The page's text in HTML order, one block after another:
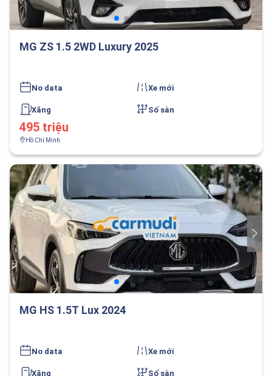
MG ZS 1.5 2WD Luxury 2025
No data Xe mới
Xăng Số sàn
495 triệu
Hồ Chí Minh
MG HS 1.5T Lux 2024
No data Xe mới
Xăng Số sàn